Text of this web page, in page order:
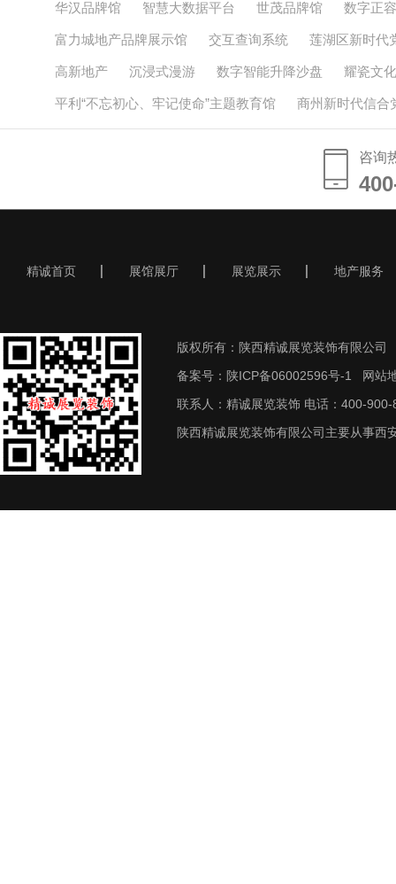
华汉品牌馆 智慧大数据平台 世茂品牌馆 数字正
富力城地产品牌展示馆 交互查询系统 莲湖区新时代
高新地产 沉浸式漫游 数字智能升降沙盘 耀瓷文
平利“不忘初心、牢记使命”主题教育馆 商州新时代信合
咨询
精诚首页 展馆展厅 展览展示 地产服务
版权所有：陕西精诚展览装饰有限公司
备案号： 陕ICP备06002596号-1
网站
联系人：精诚展览装饰 电话：400-
陕西精诚展览装饰有限公司主要从事西